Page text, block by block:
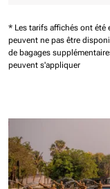
* Les tarifs affichés ont été
peuvent ne pas être
de bagages
peuvent s'appliquer